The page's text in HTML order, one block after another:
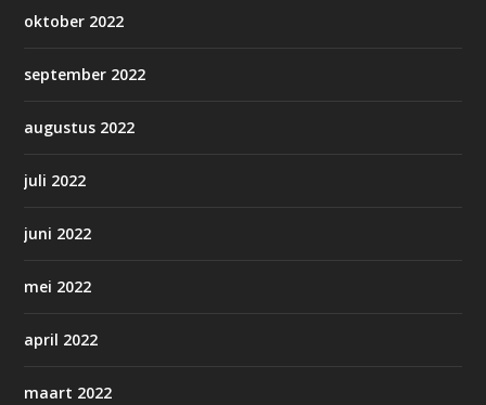
oktober 2022
september 2022
augustus 2022
juli 2022
juni 2022
mei 2022
april 2022
maart 2022